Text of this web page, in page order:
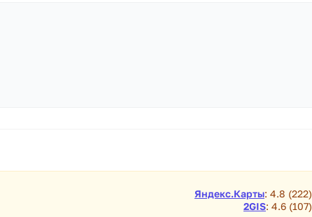
Яндекс.Карты: 4.8 (222)
2GIS: 4.6 (107)